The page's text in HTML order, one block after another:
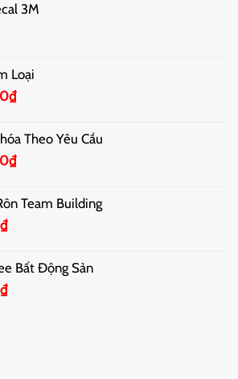
3M
Loại
₫
Theo Yêu Cầu
₫
Team Building
₫
Bất Động Sản
₫